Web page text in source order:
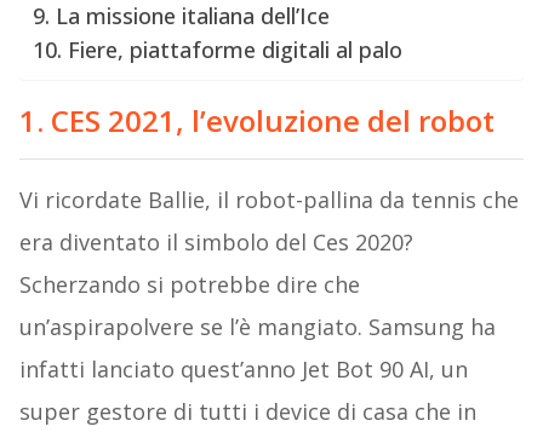
9. La missione italiana dell’Ice
10. Fiere, piattaforme digitali al palo
1. CES 2021, l’evoluzione del robot
Vi ricordate Ballie, il robot-pallina da tennis che
era diventato il simbolo del Ces 2020?
Scherzando si potrebbe dire che
un’aspirapolvere se l’è mangiato. Samsung ha
infatti lanciato quest’anno Jet Bot 90 AI, un
super gestore di tutti i device di casa che in